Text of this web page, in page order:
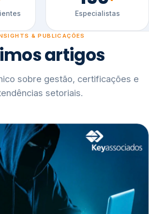
Especialistas
& PUBLICAÇÕES
artigos
sobre gestão, certificações e
setoriais.